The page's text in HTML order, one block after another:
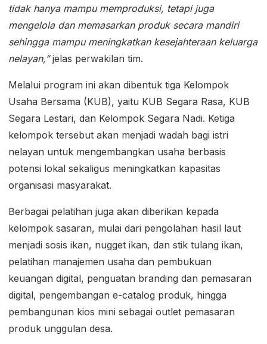
tidak hanya mampu memproduksi, tetapi juga
mengelola dan memasarkan produk secara mandiri
sehingga mampu meningkatkan kesejahteraan keluarga
nelayan,”jelas perwakilan tim.
Melalui program ini akan dibentuk tiga Kelompok
Usaha Bersama (KUB), yaitu KUB Segara Rasa, KUB
Segara Lestari, dan Kelompok Segara Nadi. Ketiga
kelompok tersebut akan menjadi wadah bagi istri
nelayan untuk mengembangkan usaha berbasis
potensi lokal sekaligus meningkatkan kapasitas
organisasi masyarakat.
Berbagai pelatihan juga akan diberikan kepada
kelompok sasaran, mulai dari pengolahan hasil laut
menjadi sosis ikan, nugget ikan, dan stik tulang ikan,
pelatihan manajemen usaha dan pembukuan
keuangan digital, penguatan branding dan pemasaran
digital, pengembangan e-catalog produk, hingga
pembangunan kios mini sebagai outlet pemasaran
produk unggulan desa.